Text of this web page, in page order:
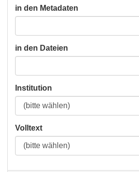
in den Metadaten
in den Dateien
Institution
Volltext